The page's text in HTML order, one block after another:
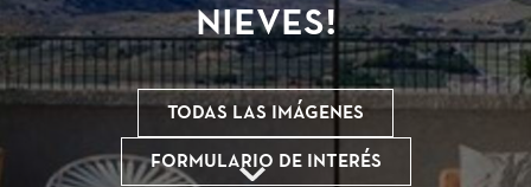
Nieves!
Todas las imágenes
Formulario de interés